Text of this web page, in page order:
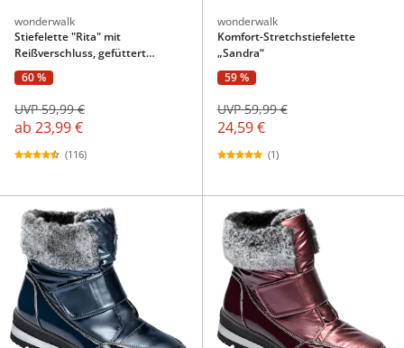
wonderwalk
Stiefelette "Rita" mit
Reißverschluss, gefüttert
schwarz
60 %
ab 23,99 €
UVP 59,99 €
(116)
wonderwalk
Komfort-Stretchstiefelette
„Sandra“
59 %
24,59 €
UVP 59,99 €
(1)